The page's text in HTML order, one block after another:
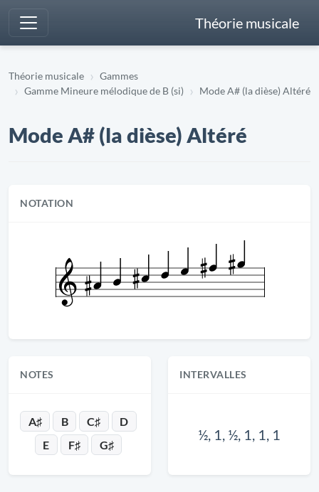
Théorie musicale
Théorie musicale
Gammes
Gamme Mineure mélodique de B (si)
Mode A# (la dièse) Altéré
Mode A# (la dièse) Altéré
NOTATION
NOTES
A♯ B C♯
D
E
F♯ G♯
INTERVALLES
½, 1, ½, 1, 1, 1